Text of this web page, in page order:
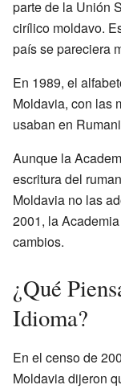
parte de la Unión
cirílico moldavo.
país se pareciera
En 1989, el
Moldavia, con las
usaban en
Aunque la
escritura del
Moldavia no las
2001, la
cambios.
¿Qué
Idioma?
En el censo de
Moldavia dijeron